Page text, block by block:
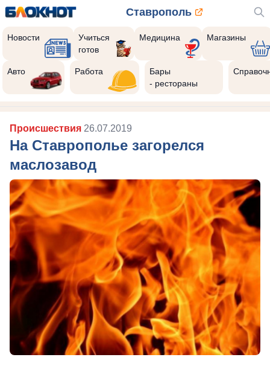
Ставрополь
Новости
Учиться
готов
Медицина Магазины
Авто Работа
Бары
- рестораны
Происшествия 26.07.2019
На Ставрополье загорелся
маслозавод